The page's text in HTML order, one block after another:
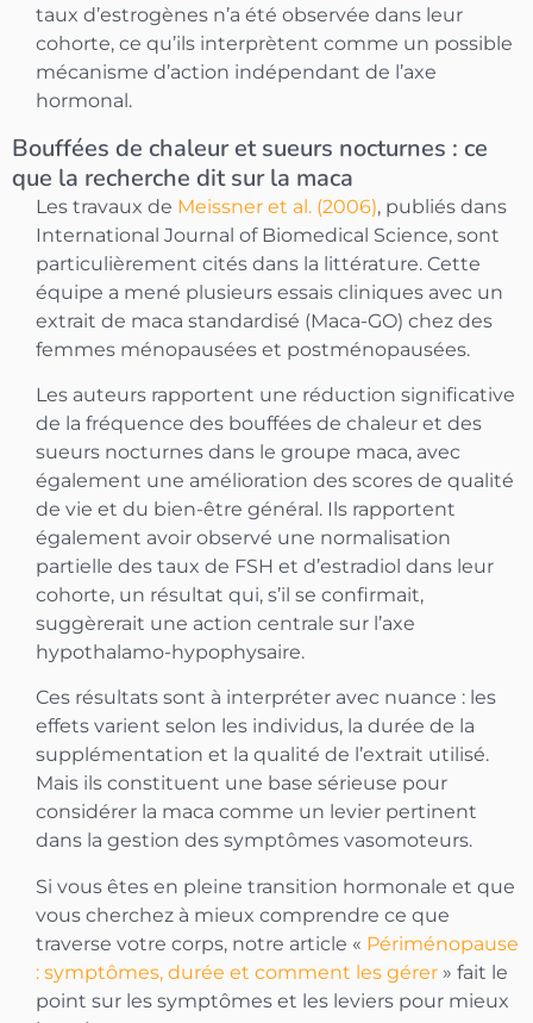
taux d’estrogènes n’a été observée dans leur
cohorte, ce qu’ils interprètent comme un possible
mécanisme d’action indépendant de l’axe
hormonal.
Bouffées de chaleur et sueurs nocturnes : ce
que la recherche dit sur la maca
Les travaux de Meissner et al. (2006), publiés dans
International Journal of Biomedical Science, sont
particulièrement cités dans la littérature. Cette
équipe a mené plusieurs essais cliniques avec un
extrait de maca standardisé (Maca-GO) chez des
femmes ménopausées et postménopausées.
Les auteurs rapportent une réduction significative
de la fréquence des bouffées de chaleur et des
sueurs nocturnes dans le groupe maca, avec
également une amélioration des scores de qualité
de vie et du bien-être général. Ils rapportent
également avoir observé une normalisation
partielle des taux de FSH et d’estradiol dans leur
cohorte, un résultat qui, s’il se confirmait,
suggèrerait une action centrale sur l’axe
hypothalamo-hypophysaire.
Ces résultats sont à interpréter avec nuance : les
effets varient selon les individus, la durée de la
supplémentation et la qualité de l’extrait utilisé.
Mais ils constituent une base sérieuse pour
considérer la maca comme un levier pertinent
dans la gestion des symptômes vasomoteurs.
Si vous êtes en pleine transition hormonale et que
vous cherchez à mieux comprendre ce que
traverse votre corps, notre article « Périménopause
: symptômes, durée et comment les gérer » fait le
point sur les symptômes et les leviers pour mieux